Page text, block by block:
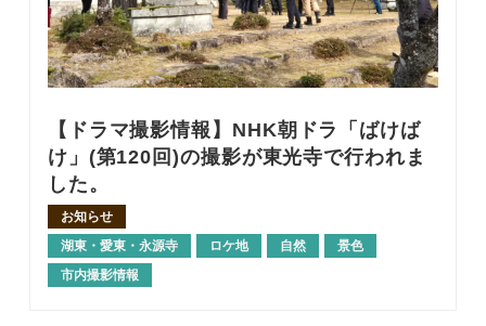
【ドラマ撮影情報】NHK朝ドラ「ばけば
け」(第120回)の撮影が東光寺で行われま
した。
お知らせ
湖東・愛東・永源寺
ロケ地 自然
景色
市内撮影情報